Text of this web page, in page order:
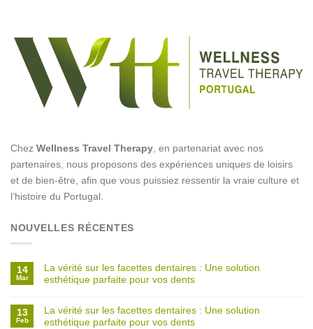
Chez Wellness Travel Therapy , en partenariat avec nos
partenaires, nous proposons des expériences uniques de loisirs
et de bien-être, afin que vous puissiez ressentir la vraie culture et
l’histoire du Portugal.
NOUVELLES RÉCENTES
14
Mar
La vérité sur les facettes dentaires : Une solution
esthétique parfaite pour vos dents
13
Feb
La vérité sur les facettes dentaires : Une solution
esthétique parfaite pour vos dents